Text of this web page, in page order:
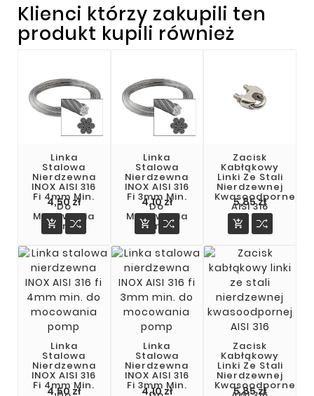
Klienci którzy zakupili ten
produkt kupili również
Linka
Stalowa
Nierdzewna
INOX AISI 316
Fi 4mm Min.
Do
Mocowania
Pomp
4,50 zł

Linka
Stalowa
Nierdzewna
INOX AISI 316
Fi 4mm Min.
4,50 złCena
Linka
Stalowa
Nierdzewna
INOX AISI 316
Fi 3mm Min.
Do
Mocowania
Pomp
4,10 zł

Linka
Stalowa
Nierdzewna
INOX AISI 316
Fi 3mm Min.
4,10 złCena
Zacisk
Kabłąkowy
Linki Ze Stali
Nierdzewnej
Kwasoodpornej
AISI 316
5,85 zł

Zacisk
Kabłąkowy
Linki Ze Stali
Nierdzewnej
Kwasoodpornej
5,85 złCena